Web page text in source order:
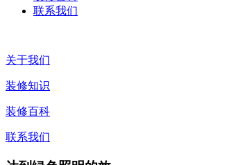
联系我们
关于我们
装修知识
装修百科
联系我们